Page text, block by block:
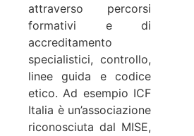
attraverso percorsi
formativi e di
accreditamento
specialistici, controllo,
linee guida e codice
etico. Ad esempio ICF
Italia è un’associazione
riconosciuta dal MISE,